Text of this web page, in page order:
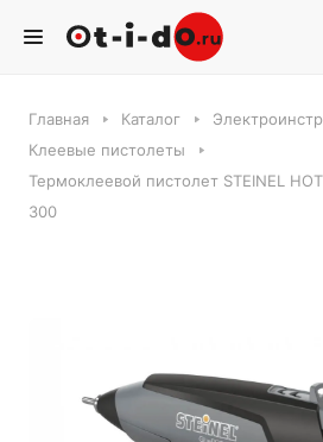
Главная Каталог
Клеевые пистолеты
Термоклеевой пистолет STEINEL
300